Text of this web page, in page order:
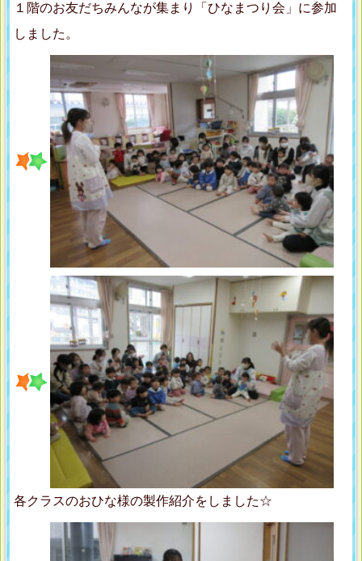
１階のお友だちみんなが集まり「ひなまつり会」に参加
しました。
各クラスのおひな様の製作紹介をしました☆